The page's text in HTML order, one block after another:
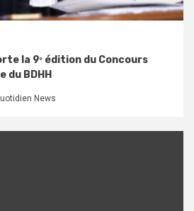
la 9ᵉ édition du Concours
du BDHH
News